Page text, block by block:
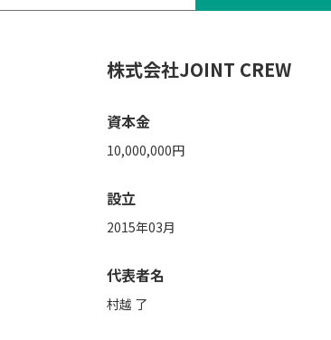
株式会社JOINT CREW
資本金
10,000,000円
設立
2015年03月
代表者名
村越 了